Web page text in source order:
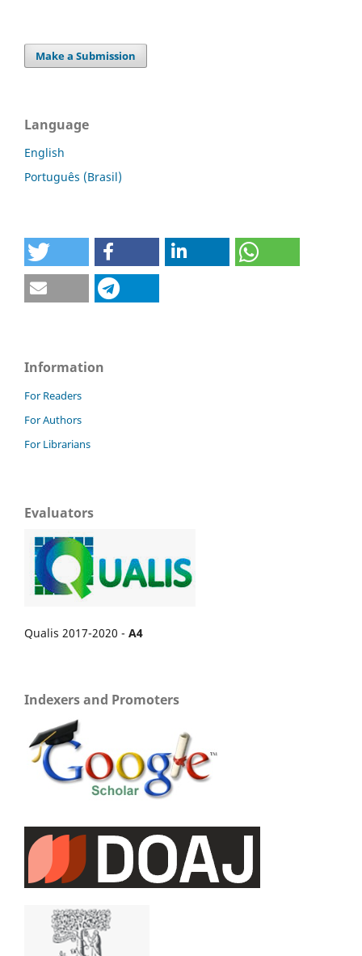
Make a Submission
Language
English
Português (Brasil)
Information
For Readers
For Authors
For Librarians
Evaluators
Qualis 2017-2020 - A4
Indexers and Promoters